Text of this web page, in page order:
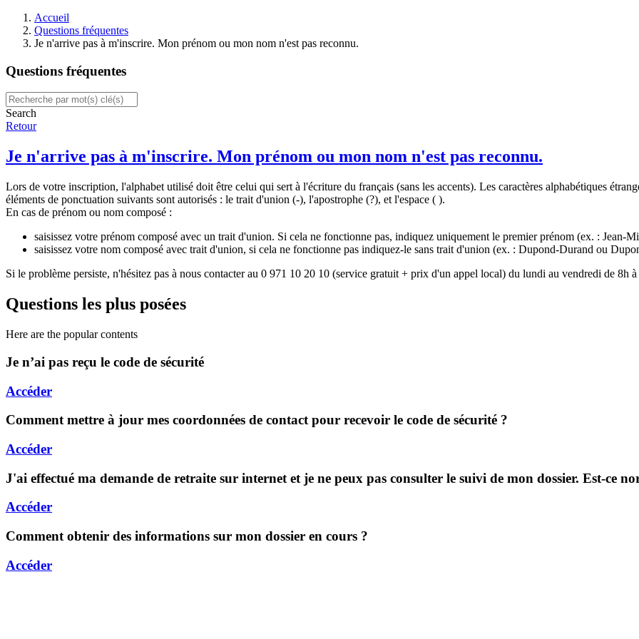
Accueil
Questions fréquentes
Je n'arrive pas à m'inscrire. Mon prénom ou mon nom n'est pas reconnu.
Questions fréquentes
Search
Retour
Je n'arrive pas à m'inscrire. Mon prénom ou mon nom n'est pas reconnu.
Lors de votre inscription, l'alphabet utilisé doit être celui qui sert à l'écriture du français (sans les accents). Les caractères alphabétiques
éléments de ponctuation suivants sont autorisés : le trait d'union (-), l'apostrophe (?), et l'espace ( ).
En cas de prénom ou nom composé :
saisissez votre prénom composé avec un trait d'union. Si cela ne fonctionne pas, indiquez uniquement le premier prénom (ex. : Jean-
saisissez votre nom composé avec trait d'union, si cela ne fonctionne pas indiquez-le sans trait d'union (ex. : Dupond-Durand ou
Si le problème persiste, n'hésitez pas à nous contacter au 0 971 10 20 10 (service gratuit + prix d'un appel local) du lundi au vendredi de 8h à
Questions les plus posées
Here are the popular contents
Je n’ai pas reçu le code de sécurité
Accéder
Comment mettre à jour mes coordonnées de contact pour recevoir le code de sécurité ?
Accéder
J'ai effectué ma demande de retraite sur internet et je ne peux pas consulter le suivi de mon dossier. Est-ce
Accéder
Comment obtenir des informations sur mon dossier en cours ?
Accéder